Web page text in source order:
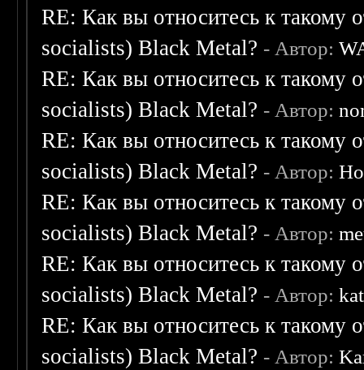
RE: Как вы относитесь к такому
socialists) Black Metal? - Автор:
RE: Как вы относитесь к такому
socialists) Black Metal? - Автор:
RE: Как вы относитесь к такому
socialists) Black Metal? - Автор:
RE: Как вы относитесь к такому
socialists) Black Metal? - Автор:
RE: Как вы относитесь к такому
socialists) Black Metal? - Автор:
RE: Как вы относитесь к такому
socialists) Black Metal? - Автор: